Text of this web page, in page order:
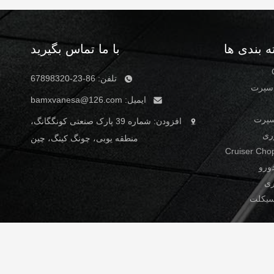
بندی ها
سیکلت
با ما تماس بگیرید
تلفن: 86-23-67898320
ایمیل:
افزودن: شماره 39 پارک صنعتی کونگگانگ،
منطقه یوبی، چونگ کینگ، چین